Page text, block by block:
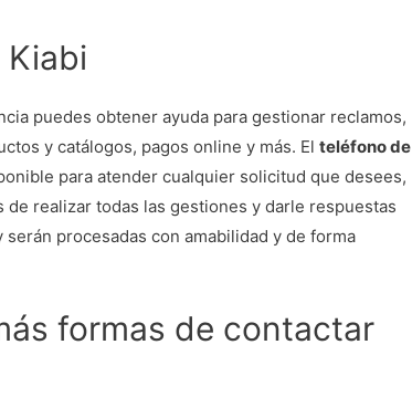
puedes obtener ayuda para gestionar reclamos,
y catálogos, pagos online y más. Elteléfono de
para atender cualquier solicitud que desees,
realizar todas las gestiones y darle respuestas
procesadas con amabilidad y de forma
formas de contactar